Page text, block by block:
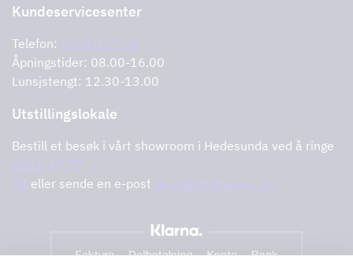
Informasjonskapsler
Retur av produktet
Støtte og tjenester
Kundeservicesenter
Telefon: 0291-107 50
Åpningstider: 08.00-16.00
Lunsjstengt: 12.30-13.00
Utstillingslokale
Bestill et besøk i vårt showroom i Hedesunda ved å ringe
0291-47 77
74 eller sende en e-post til order@tovenco.se.